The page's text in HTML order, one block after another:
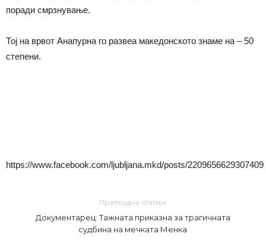
поради смрзнување.
Тој на врвот Анапурна го развеа македонското знаме на – 50
степени.
https://www.facebook.com/ljubljana.mkd/posts/2209656629307409
Претходна статија
Документарец: Тажната приказна за трагичната
судбина на мечката Менка